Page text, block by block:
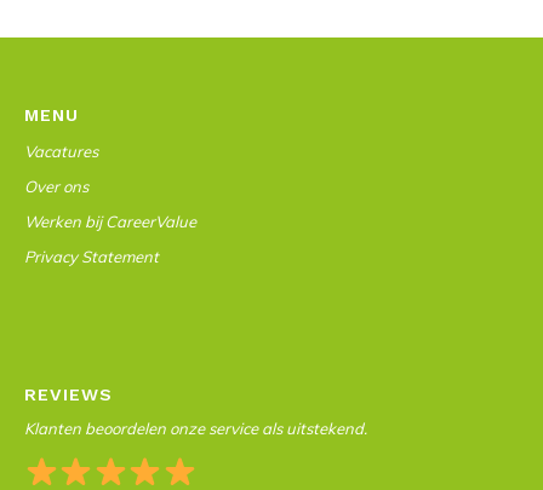
MENU
Vacatures
Over ons
Werken bij CareerValue
Privacy Statement
REVIEWS
Klanten beoordelen onze service als uitstekend.